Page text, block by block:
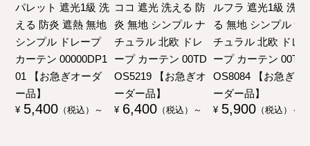
パレット 遮光1級 洗
える 防炎 遮熱 無地
シンプル ドレープ
カーテン 00000DP1
01 【お急ぎオーダ
ー品】
¥ 5,400 （税込）～
ココ 遮光 洗える 防
炎 無地 シンプル ナ
チュラル 北欧 ドレ
ープ カーテン 00TD
OS5219 【お急ぎオ
ーダー品】
¥ 6,400 （税込）～
ルフラ 遮光1級 洗え
る 無地 シンプル ナ
チュラル 北欧 ドレ
ープ カーテン 00TD
OS8084 【お急ぎオ
ーダー品】
¥ 5,900 （税込）～